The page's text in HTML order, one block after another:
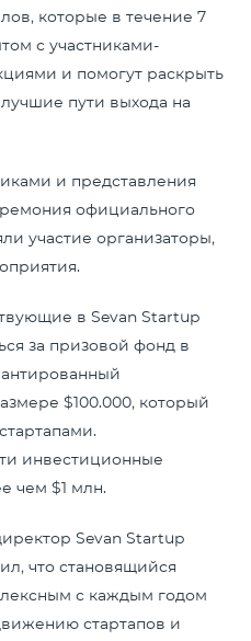
которые в течение 7
с участниками-
и помогут раскрыть
пути выхода на
и представления
официального
участие организаторы,
в Sevan Startup
за призовой фонд в
$100.000, который
инвестиционные
чем $1 млн.
Sevan Startup
что становящийся
с каждым годом
стартапов и